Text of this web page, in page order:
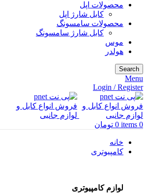
محصولات اپل
کابل شارژ اپل
محصولات سامسونگ
کابل شارژ سامسونگ
موس
هولدر
Search
Menu
Login / Register
0
items
0 تومان
خانه
کامپیوتری
لوازم کامپیوتری